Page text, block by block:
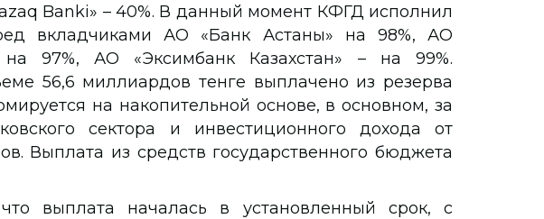
Banki» – 40%. В данный момент КФГД исполнил
вкладчиками АО «Банк Астаны» на 98%, АО
97%, АО «Эксимбанк Казахстан» – на 99%.
56,6 миллиардов тенге выплачено из резерва
на накопительной основе, в основном, за
сектора и инвестиционного дохода от
Выплата из средств государственного бюджета
выплата началась в установленный срок, с